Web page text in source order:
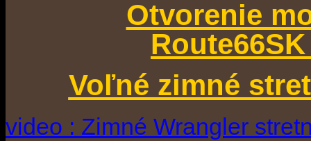
Otvorenie
Voľné zimné
video : Zimné Wrangler